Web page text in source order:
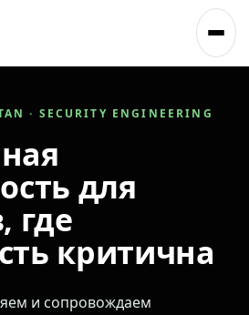
· SECURITY ENGINEERING
для
где
критична
и сопровождаем